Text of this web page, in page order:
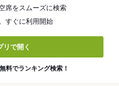
席をスムーズに検索
すぐに利用開始
リで開く
料でランキング検索！